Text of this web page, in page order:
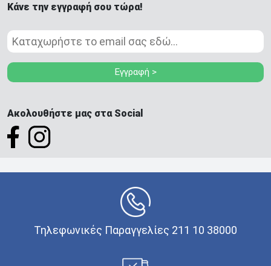
Κάνε την εγγραφή σου τώρα!
Εγγραφή >
Ακολουθήστε μας στα Social
Τηλεφωνικές Παραγγελίες 211 10 38000